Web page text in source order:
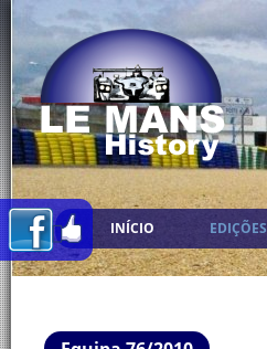
INÍCIO EDIÇÕES